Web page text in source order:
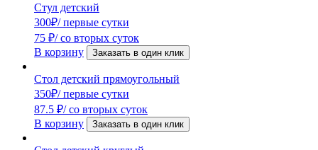
Стул детский
300₽/ первые сутки
75 ₽/ со вторых суток
В корзину
Заказать в один клик
Стол детский прямоугольный
350₽/ первые сутки
87.5 ₽/ со вторых суток
В корзину
Заказать в один клик